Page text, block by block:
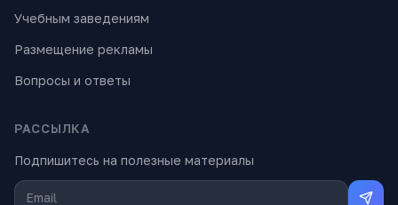
Учебным заведениям
Размещение рекламы
Вопросы и ответы
РАССЫЛКА
Подпишитесь на полезные материалы